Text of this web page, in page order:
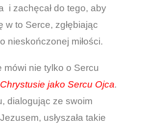
i zachęcał do tego, aby
w to Serce, zgłębiając
nieskończonej miłości.
mówi nie tylko o Sercu
Chrystusie jako Sercu Ojca.
dialogując ze swoim
usłyszała takie